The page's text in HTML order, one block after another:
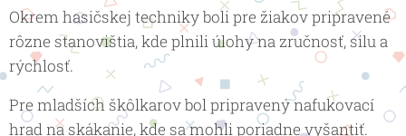
Okrem hasičskej techniky boli pre žiakov pripravené
rôzne stanovištia, kde plnili úlohy na zručnosť, silu a
rýchlosť.
Pre mladších škôlkarov bol pripravený nafukovací
hrad na skákanie, kde sa mohli poriadne vyšantiť.